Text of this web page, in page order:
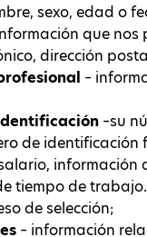
sexo, edad o
que nos
dirección
–
–su
de identificación
información
tiempo de
de selección;
– información